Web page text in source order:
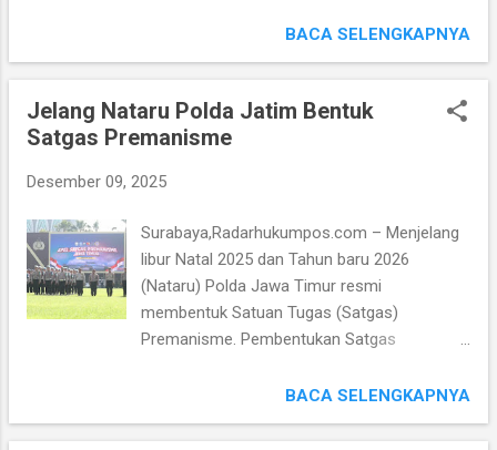
kamis (18/12/2025) di PN Surabaya. Ia
menjelaskan, bahwa kliennya menempuh
dan Tanah Longsor yang melanda di
sejumlah Wilayah pada Rabu (26/11/2025).
Gubernur Aceh Muzakir Manaf (Mualem)
mendapat apresiasi luas, karena dinilai Sigap
dan Efektif dalam menangani Kondisi
bersama Pemerintah Pusat melalui
Kementerian Pertanian, sehingga Suplai
Beras bagi Masyarakat Aceh dapat terjamin,
terutama bagi mereka yang berada di Lokasi
Bencana. Kepastian bantuan tersebut juga
dikonfirmasi langsung oleh Direktur Utama
Ramdhani, melalui sambungan telepon
kepada awak media. Dalam keterangannya,
BACA SELENGKAPNYA
Jelang Nataru Polda Jatim Bentuk
Satgas Premanisme
Desember 09, 2025
Surabaya,Radarhukumpos.com – Menjelang
libur Natal 2025 dan Tahun baru 2026
(Nataru) Polda Jawa Timur resmi
membentuk Satuan Tugas (Satgas)
Premanisme. Pembentukan Satgas
untuk menciptakan Kondisi Aman jelang
Operasi Lilin Semeru 2025, maupun
Pengamanan Natal dan Tahun Baru. Kapolda
BACA SELENGKAPNYA